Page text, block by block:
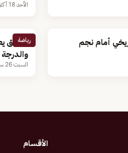
الأحد 18 أكتوبر 2020
أمام نجم
رياضة
والدرجة
السبت 26 سبتمبر 2020
الأقسام